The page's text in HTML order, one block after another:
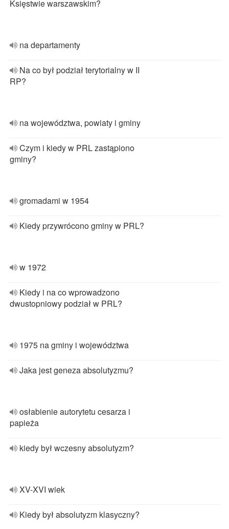
Księstwie warszawskim?
na departamenty
Na co był podział terytorialny w II
RP?
na województwa, powiaty i gminy
Czym i kiedy w PRL zastąpiono
gminy?
gromadami w 1954
Kiedy przywrócono gminy w PRL?
w 1972
Kiedy i na co wprowadzono
dwustopniowy podział w PRL?
1975 na gminy i województwa
Jaka jest geneza absolutyzmu?
osłabienie autorytetu cesarza i
papieża
kiedy był wczesny absolutyzm?
XV-XVI wiek
Kiedy był absolutyzm klasyczny?